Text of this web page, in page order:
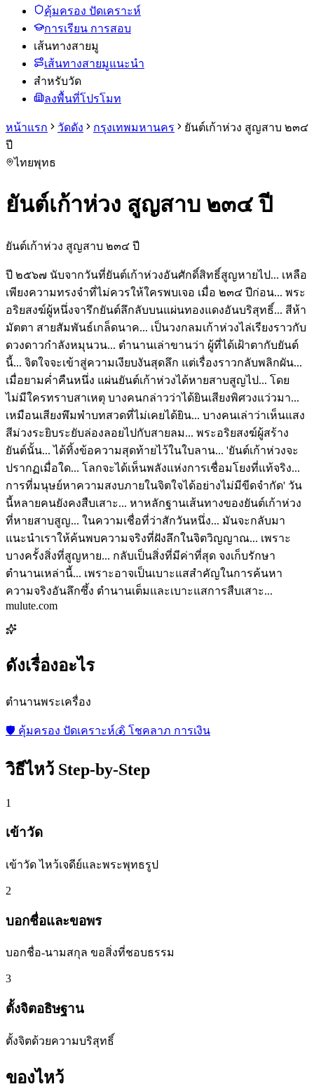
คุ้มครอง ปัดเคราะห์
การเรียน การสอบ
เส้นทางสายมู
เส้นทางสายมูแนะนำ
สำหรับวัด
ลงพื้นที่โปรโมท
หน้าแรก วัดดัง กรุงเทพมหานคร
ยันต์เก้าห่วง สูญสาบ ๒๓๔
ปี
ไทยพุทธ
ยันต์เก้าห่วง สูญสาบ ๒๓๔ ปี
ยันต์เก้าห่วง สูญสาบ ๒๓๔ ปี
ปี ๒๕๖๗ นับจากวันที่ยันต์เก้าห่วงอันศักดิ์สิทธิ์สูญหายไป... เหลือ
เพียงความทรงจำที่ไม่ควรให้ใครพบเจอ เมื่อ ๒๓๔ ปีก่อน... พระ
อริยสงฆ์ผู้หนึ่งจารึกยันต์ลึกลับบนแผ่นทองแดงอันบริสุทธิ์... สีห้า
มัตตา สายสัมพันธ์เกล็ดนาค... เป็นวงกลมเก้าห่วงไล่เรียงราวกับ
ดวงดาวกำลังหมุนวน... ตำนานเล่าขานว่า ผู้ที่ได้เฝ้าตากับยันต์
นี้... จิตใจจะเข้าสู่ความเงียบงันสุดลึก แต่เรื่องราวกลับพลิกผัน...
เมื่อยามค่ำคืนหนึ่ง แผ่นยันต์เก้าห่วงได้หายสาบสูญไป... โดย
ไม่มีใครทราบสาเหตุ บางคนกล่าวว่าได้ยินเสียงพิศวงแว่วมา...
เหมือนเสียงพึมพำบทสวดที่ไม่เคยได้ยิน... บางคนเล่าว่าเห็นแสง
สีม่วงระยิบระยับล่องลอยไปกับสายลม... พระอริยสงฆ์ผู้สร้าง
ยันต์นั้น... ได้ทิ้งข้อความสุดท้ายไว้ในใบลาน... 'ยันต์เก้าห่วงจะ
ปรากฏเมื่อใด... โลกจะได้เห็นพลังแห่งการเชื่อมโยงที่แท้จริง...
การที่มนุษย์หาความสงบภายในจิตใจได้อย่างไม่มีขีดจำกัด' วัน
นี้หลายคนยังคงสืบเสาะ... หาหลักฐานเส้นทางของยันต์เก้าห่วง
ที่หายสาบสูญ... ในความเชื่อที่ว่าสักวันหนึ่ง... มันจะกลับมา
แนะนำเราให้ค้นพบความจริงที่ฝังลึกในจิตวิญญาณ... เพราะ
บางครั้งสิ่งที่สูญหาย... กลับเป็นสิ่งที่มีค่าที่สุด จงเก็บรักษา
ตำนานเหล่านี้... เพราะอาจเป็นเบาะแสสำคัญในการค้นหา
ความจริงอันลึกซึ้ง ตำนานเต็มและเบาะแสการสืบเสาะ...
mulute.com
ดังเรื่องอะไร
ตำนานพระเครื่อง
🛡️ คุ้มครอง ปัดเคราะห์💰 โชคลาภ การเงิน
วิธีไหว้ Step-by-Step
1
เข้าวัด
เข้าวัด ไหว้เจดีย์และพระพุทธรูป
2
บอกชื่อและขอพร
บอกชื่อ-นามสกุล ขอสิ่งที่ชอบธรรม
3
ตั้งจิตอธิษฐาน
ตั้งจิตด้วยความบริสุทธิ์
ของไหว้